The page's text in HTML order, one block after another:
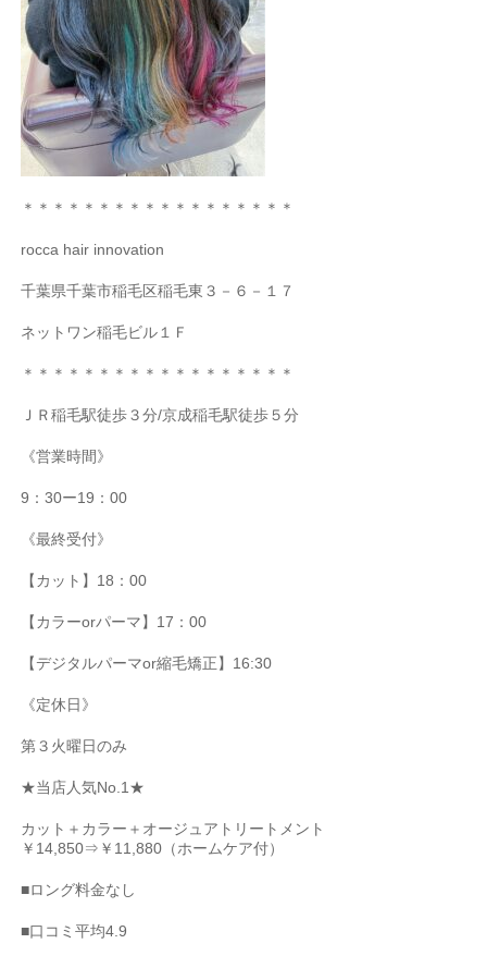
＊＊＊＊＊＊＊＊＊＊＊＊＊＊＊＊＊＊
rocca hair innovation
千葉県千葉市稲毛区稲毛東３－６－１７
ネットワン稲毛ビル１Ｆ
＊＊＊＊＊＊＊＊＊＊＊＊＊＊＊＊＊＊
ＪＲ稲毛駅徒歩３分/京成稲毛駅徒歩５分
《営業時間》
9 ：30ー19 ：00
《最終受付》
【カット】 18 ：00
【カラーorパーマ】 17 ：00
【デジタルパーマor縮毛矯正】 16:30
《定休日》
第３火曜日のみ
★当店人気No.1★
カット＋カラー＋オージュアトリートメント
￥ 14,850⇒￥ 11,880 （ホームケア付）
■ロング料金なし
■口コミ平均4.9